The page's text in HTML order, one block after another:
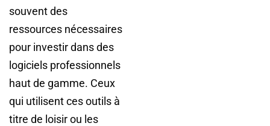
souvent des
ressources nécessaires
pour investir dans des
logiciels professionnels
haut de gamme. Ceux
qui utilisent ces outils à
titre de loisir ou les